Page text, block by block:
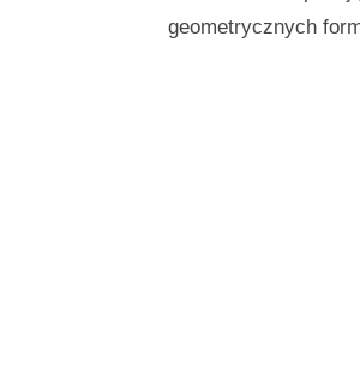
geometrycznych